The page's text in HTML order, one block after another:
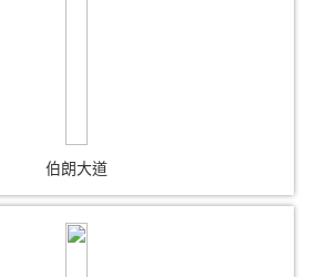
伯朗大道